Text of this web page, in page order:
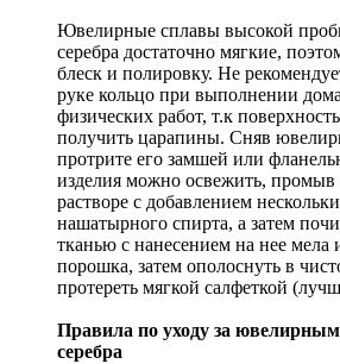
Ювелирные сплавы высокой
серебра достаточно мягкие,
блеск и полировку. Не
руке кольцо при выполнении
физических работ, т.к
получить царапины. Сняв
протрите его замшей или
изделия можно освежить,
растворе с добавлением
нашатырного спирта, а затем
тканью с нанесением на нее мела
порошка, затем ополоснуть в
протереть мягкой салфеткой
Правила по уходу за
серебра